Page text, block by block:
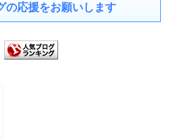
の応援をお願いします